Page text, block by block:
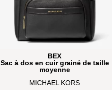
BEX
Sac à dos en cuir grainé de taille
moyenne
MICHAEL KORS